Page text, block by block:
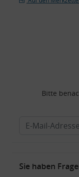
Bitte
Sie haben